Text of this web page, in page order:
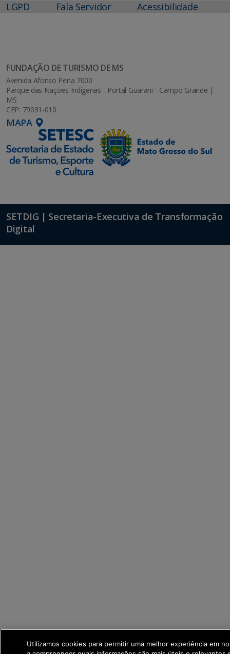
LGPD Fala Servidor Acessibilidade
FUNDAÇÃO DE TURISMO DE MS
Avenida Afonso Pena 7000
Parque das Nações Indígenas - Portal Guarani - Campo Grande |
MS
CEP: 79031-010
MAPA
SETDIG | Secretaria-Executiva de Transformação
Digital
Utilizamos cookies para permitir uma melhor experiência em